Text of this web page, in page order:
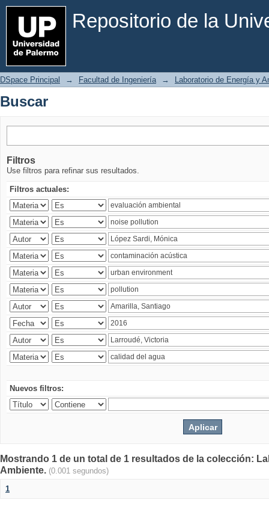
Repositorio de la
Buscar
DSpace Principal → Facultad de Ingeniería → Laboratorio de Energía y
Buscar
Filtros
Use filtros para refinar sus resultados.
Filtros actuales:
Nuevos filtros:
Mostrando 1 de un total de 1 resultados de la colección:
Ambiente. (0.001 segundos)
1